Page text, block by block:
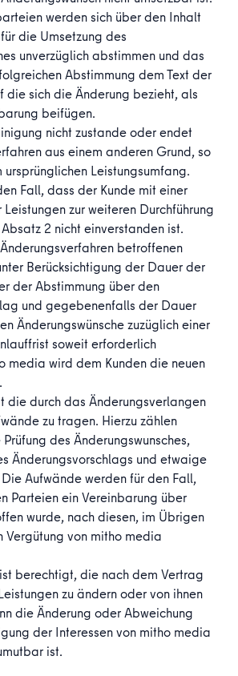
werden sich über den Inhalt
die Umsetzung des
unverzüglich abstimmen und das
Abstimmung dem Text der
die sich die Änderung bezieht, als
beifügen.
nicht zustande oder endet
aus einem anderen Grund, so
Leistungsumfang.
Fall, dass der Kunde mit einer
zur weiteren Durchführung
2 nicht einverstanden ist.
betroffenen
Berücksichtigung der Dauer der
der Abstimmung über den
und gegebenenfalls der Dauer
Änderungswünsche zuzüglich einer
soweit erforderlich
media wird dem Kunden die neuen
die durch das Änderungsverlangen
zu tragen. Hierzu zählen
des Änderungswunsches,
Änderungsvorschlags und etwaige
Aufwände werden für den Fall,
Parteien ein Vereinbarung über
wurde, nach diesen, im Übrigen
Vergütung von mitho media
berechtigt, die nach dem Vertrag
zu ändern oder von ihnen
die Änderung oder Abweichung
der Interessen von mitho media
ist.